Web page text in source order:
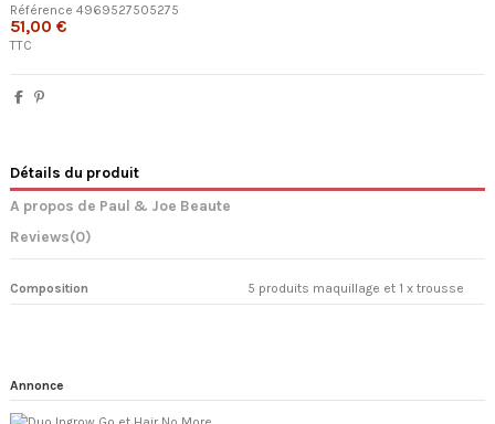
Référence 4969527505275
51,00 €
TTC
Détails du produit
A propos de Paul & Joe Beaute
Reviews(0)
Composition 5 produits maquillage et 1 x trousse
Annonce